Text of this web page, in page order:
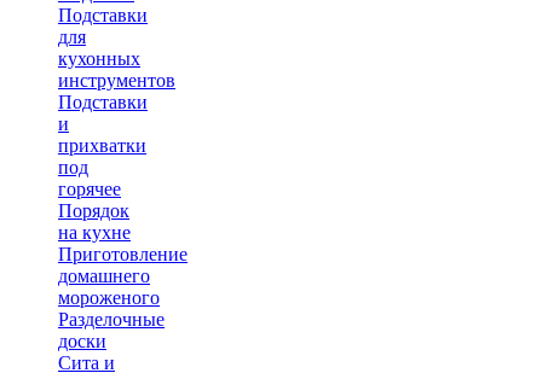
Подставки
для
кухонных
инструментов
Подставки
и
прихватки
под
горячее
Порядок
на кухне
Приготовление
домашнего
мороженого
Разделочные
доски
Сита и